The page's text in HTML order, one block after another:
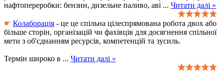
нафтопереробки: бензин, дизельне паливо, аві ... Читати далі »
☛ Колаборація - це це спільна цілеспрямована робота двох або
більше сторін, організацій чи фахівців для досягнення спільної
мети з об'єднанням ресурсів, компетенцій та зусиль.
Термін широко в ... Читати далі »